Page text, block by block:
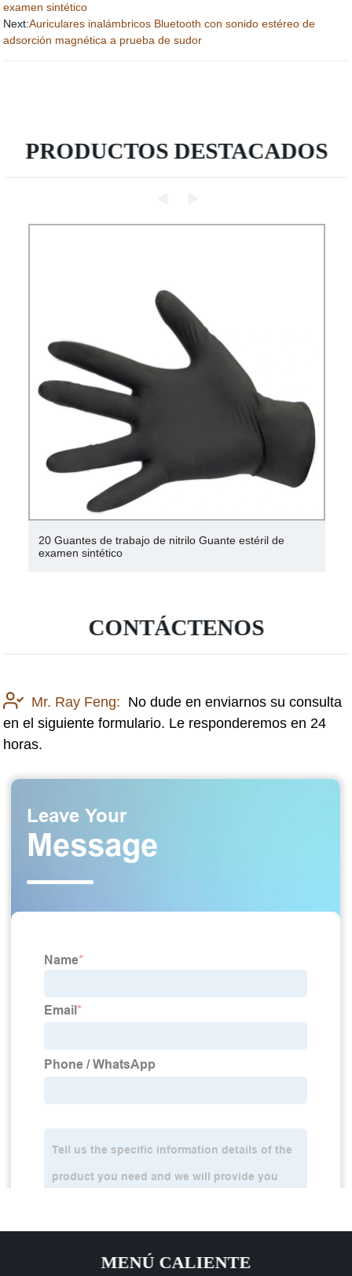
examen sintético
Next:Auriculares inalámbricos Bluetooth con sonido estéreo de
adsorción magnética a prueba de sudor
PRODUCTOS DESTACADOS
60 kg 80 kg 100 kg Soporte magnético estándar para
indicador de carátula
CONTÁCTENOS
Mr. Ray Feng: No dude en enviarnos su consulta
en el siguiente formulario. Le responderemos en 24
horas.
MENÚ CALIENTE